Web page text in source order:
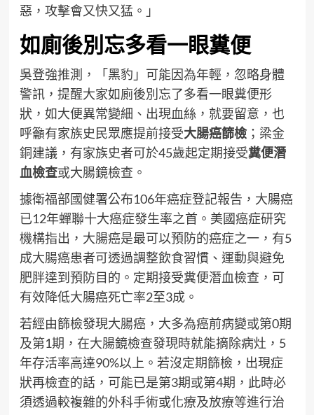
惡，攻擊會又快又猛。」
如廁後別忘多看一眼糞便
吳登強推測，「黑豹」可能因為年輕，忽略身體
警訊，提醒大家如廁後別忘了多看一眼糞便形
狀，如大便異常變細、出現血絲，就要留意，也
呼籲有家族史民眾應提前接受大腸癌篩檢；梁金
銅建議，有家族史者可於45歲起定期接受糞便潛
血檢查或大腸鏡檢查。
據衛福部國健署公布106年癌症登記報告，大腸癌
已12年蟬聯十大癌症發生率之首。美國癌症研究
機構指出，大腸癌是最可以預防的癌症之一，有5
成大腸癌患者可透過調整飲食習慣、運動與避免
肥胖達到預防目的。定期接受糞便潛血檢查，可
有效降低大腸癌死亡率2至3成。
若經由篩檢發現大腸癌，大多為癌前病變或第0期
及第1期，在大腸鏡檢查發現時就能摘除病灶，5
年存活率高達90%以上。若沒定期篩檢，出現症
狀再檢查的話，可能已是第3期或第4期，此時必
須透過較複雜的外科手術或化療及放療等進行治